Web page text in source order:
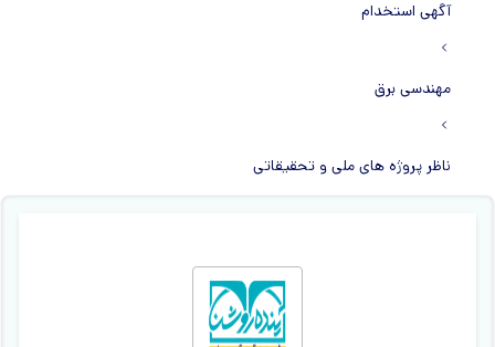
آگهی استخدام
مهندسی برق
ناظر پروژه های ملی و تحقیقاتی